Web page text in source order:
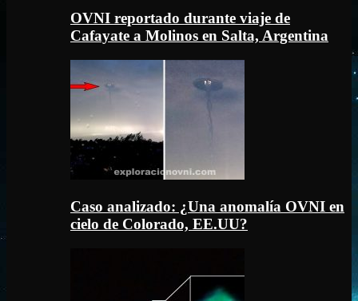
OVNI reportado durante viaje de
Cafayate a Molinos en Salta, Argentina
Caso analizado: ¿Una anomalía OVNI en
cielo de Colorado, EE.UU?